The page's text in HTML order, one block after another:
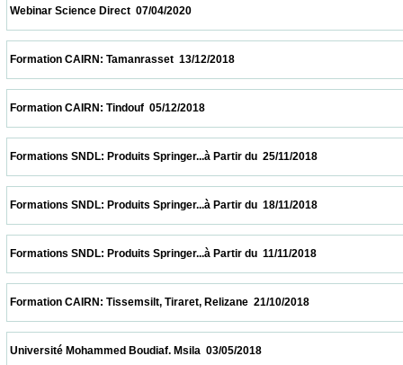
Webinar Science Direct  07/04/2020
Formation CAIRN: Tamanrasset  13/12/2018
Formation CAIRN: Tindouf  05/12/2018
Formations SNDL: Produits Springer...à Partir du  25/11/2018
Formations SNDL: Produits Springer...à Partir du  18/11/2018
Formations SNDL: Produits Springer...à Partir du  11/11/2018
Formation CAIRN: Tissemsilt, Tiraret, Relizane  21/10/2018
Université Mohammed Boudiaf. Msila  03/05/2018